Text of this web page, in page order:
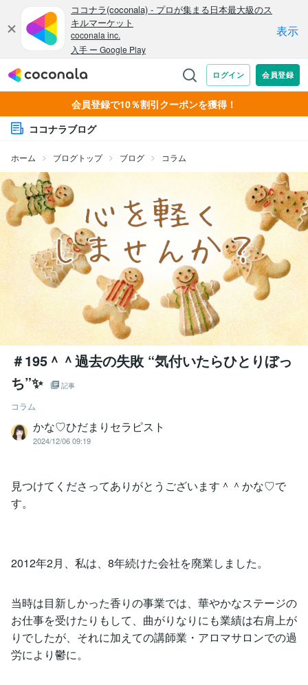
会員登録で10％割引クーポンを獲得！
ココナラブログ
ホーム ブログトップ ブログ コラム
＃195＾＾過去の失敗 “気付いたらひとりぼっ
ち”✨
記事
コラム
かな♡ひだまりセラピスト
2024/12/06 09:19
見つけてくださってありがとうございます＾＾かな♡で
す。
2012年2月、私は、8年続けた会社を廃業しました。
当時は目新しかった香りの事業では、華やかなステージの
お仕事を受けたりもして、曲がりなりにも業績は右肩上が
りでしたが、それに加えての講師業・アロマサロンでの過
労により鬱に。